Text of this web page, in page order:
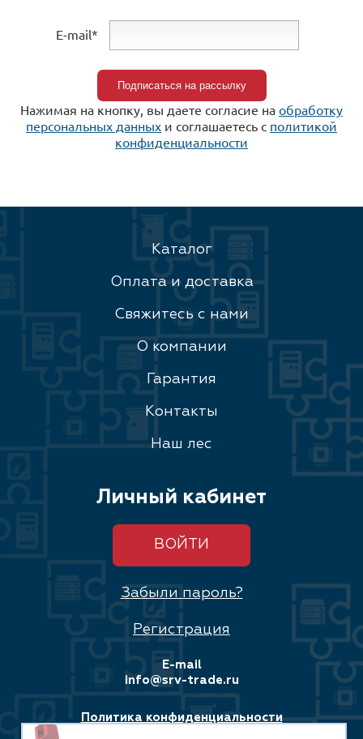
E-mail*
Нажимая на кнопку, вы даете согласие на обработку
персональных данных и соглашаетесь c политикой
конфиденциальности
Каталог
Оплата и доставка
Свяжитесь с нами
О компании
Гарантия
Контакты
Наш лес
Личный кабинет
ВОЙТИ
Забыли пароль?
Регистрация
E-mail
info@srv-trade.ru
Политика конфиденциальности